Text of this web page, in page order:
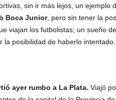
sin ir más lejos, un ejemplo
Boca Junior, pero sin tener la
viajan los futbolistas; un sueño
posibilidad de haberlo intentado.
ayer rumbo a La Plata. Viajó